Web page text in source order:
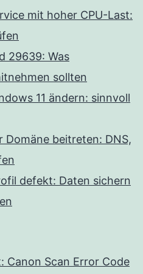
mit hoher CPU-Last:
29639: Was
sollten
11 ändern: sinnvoll
Domäne beitreten: DNS,
defekt: Daten sichern
Canon Scan Error Code